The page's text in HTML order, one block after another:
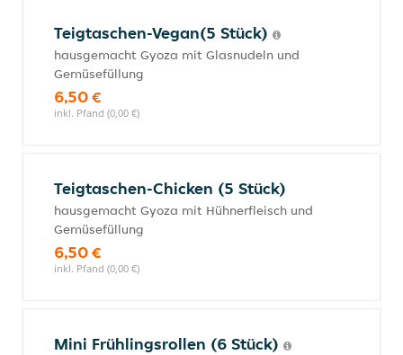
Teigtaschen-Vegan(5 Stück)
hausgemacht Gyoza mit Glasnudeln und
Gemüsefüllung
6,50 €
inkl. Pfand (0,00 €)
Teigtaschen-Chicken (5 Stück)
hausgemacht Gyoza mit Hühnerfleisch und
Gemüsefüllung
6,50 €
inkl. Pfand (0,00 €)
Mini Frühlingsrollen (6 Stück)